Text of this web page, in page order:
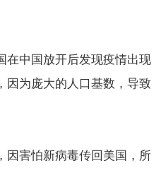
在中国放开后发现疫情出现
因为庞大的人口基数，导致
因害怕新病毒传回美国，所